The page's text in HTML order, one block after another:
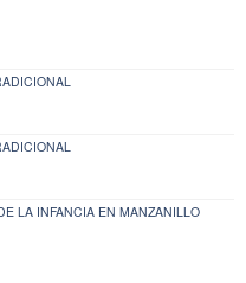
LA INFANCIA EN MANZANILLO